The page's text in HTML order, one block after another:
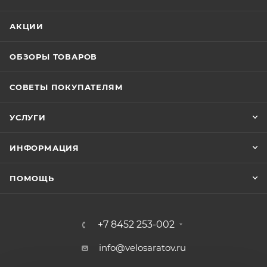
АКЦИИ
ОБЗОРЫ ТОВАРОВ
СОВЕТЫ ПОКУПАТЕЛЯМ
УСЛУГИ
ИНФОРМАЦИЯ
ПОМОЩЬ
+7 8452 253-002
info@velosaratov.ru